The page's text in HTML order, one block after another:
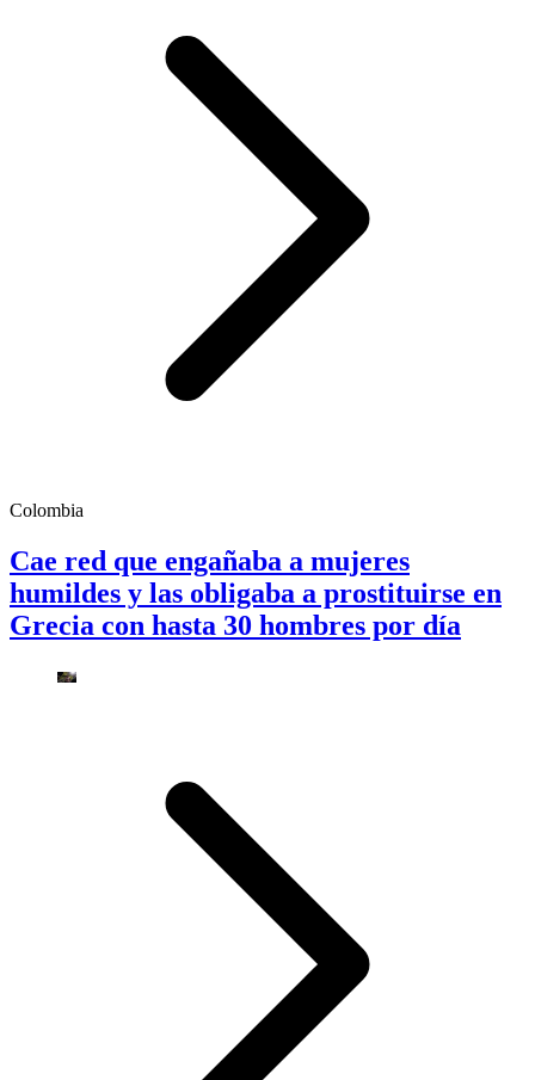
Colombia
Cae red que engañaba a mujeres
humildes y las obligaba a prostituirse en
Grecia con hasta 30 hombres por día